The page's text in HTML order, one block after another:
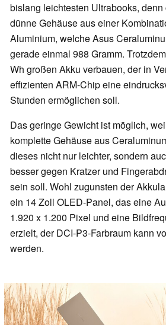
bislang leichtesten Ultrabooks,
dünne Gehäuse aus einer
Aluminium, welche Asus
gerade einmal 988 Gramm.
Wh großen Akku verbauen, der in
effizienten ARM-Chip eine
Stunden ermöglichen soll.
Das geringe Gewicht ist möglich,
komplette Gehäuse aus
dieses nicht nur leichter, sondern
besser gegen Kratzer und
sein soll. Wohl zugunsten der
ein 14 Zoll OLED-Panel, das eine
1.920 x 1.200 Pixel und eine
erzielt, der DCI-P3-Farbraum kann
werden.